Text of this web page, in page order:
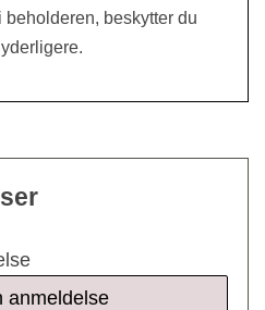
beskytter du
anmeldelse